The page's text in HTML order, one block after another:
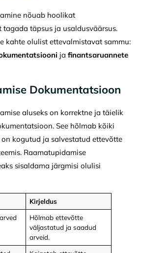
nõuab hoolikat
tagada täpsus ja usaldusväärsus.
kahte olulist ettevalmistavat sammu:
ja finantsaruannete
Dokumentatsioon
aluseks on korrektne ja täielik
See hõlmab kõiki
kogutud ja salvestatud ettevõtte
Raamatupidamise
sisaldama järgmisi olulisi
Kirjeldus
Hõlmab ettevõtte
väljastatud ja saadud
arveid.